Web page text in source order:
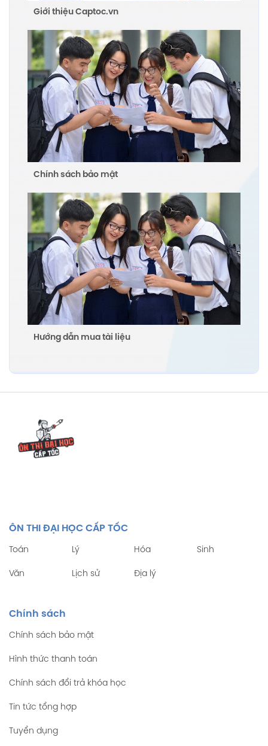
Giới thiệu Captoc.vn
Chính sách bảo mật
Hướng dẫn mua tài liệu
ÔN THI ĐẠI HỌC CẤP TỐC
Toán Lý Hóa Sinh
Văn Lịch sử Địa lý
Chính sách
Chính sách bảo mật
Hình thức thanh toán
Chính sách đổi trả khóa học
Tin tức tổng hợp
Tuyển dụng